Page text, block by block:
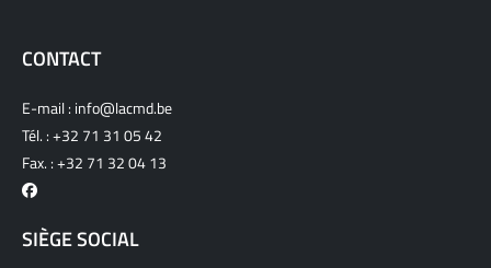
CONTACT
E-mail : info@lacmd.be
Tél. :+32 71 31 05 42
Fax. : +32 71 32 04 13
SIÈGE SOCIAL